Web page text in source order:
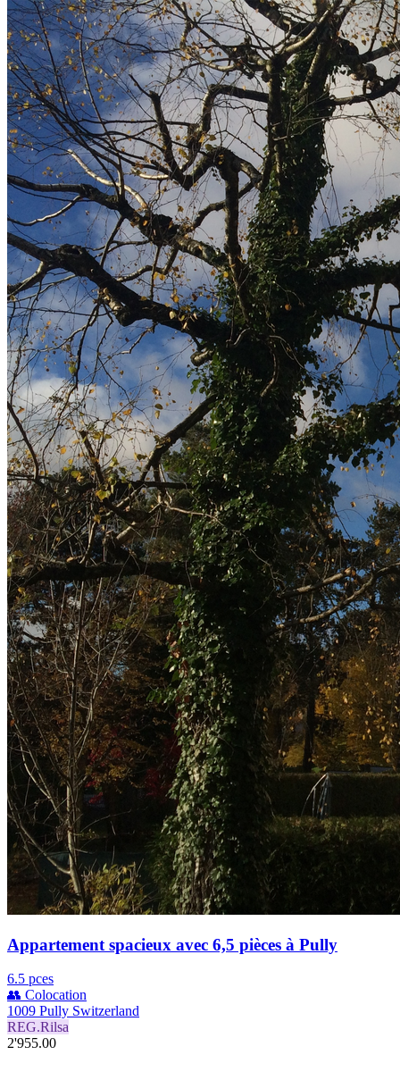
Appartement spacieux avec 6,5 pièces à Pully
6.5 pces
👥 Colocation
1009 Pully Switzerland
REG.Rilsa
2'955.00